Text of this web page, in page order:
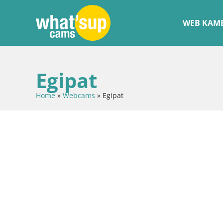
WEB
Egipat
Home» Webcams » Egipat